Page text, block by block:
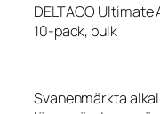
DELTACO
10-pack, bulk
Svanenmärkta